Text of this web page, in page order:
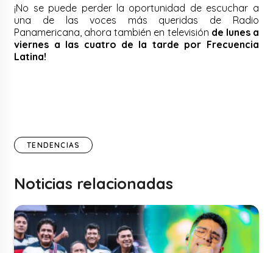
¡No se puede perder la oportunidad de escuchar a
una de las voces más queridas de Radio
Panamericana, ahora también en televisión de lunes a
viernes a las cuatro de la tarde por Frecuencia
Latina!
TENDENCIAS
Noticias relacionadas